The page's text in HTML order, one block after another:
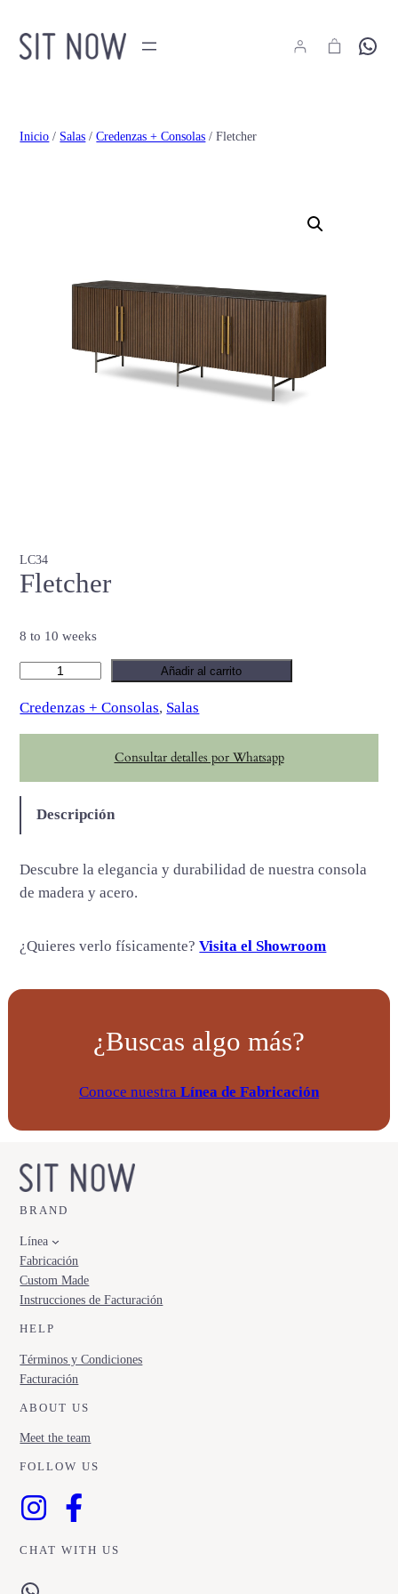
Hola
Inicio / Salas /Credenzas + Consolas / Fletcher
LC34
Fletcher
8 to 10 weeks
e
t
h
r
a
n
i
a
Añadir al carrito
Credenzas + Consolas, Salas
Consultar detalles por Whatsapp
Descripción
Descubre la elegancia y durabilidad de nuestra consola
de madera y acero.
¿Quieres verlo físicamente?Visita el Showroom
¿Buscas algo más?
Conoce nuestra Línea de Fabricación
BRAND
Línea
Fabricación
Custom Made
Instrucciones de Facturación
HELP
Términos y Condiciones
Facturación
ABOUT US
Meet the team
FOLLOW US
CHAT WITH US